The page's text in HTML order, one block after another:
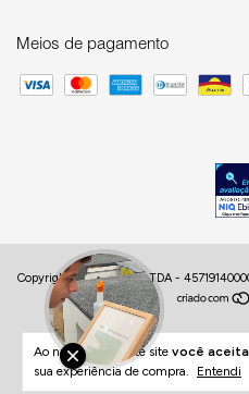
Ao navegar por este site você
sua experiência de compra.
Entendi
Meios de pagamento
Copyright HUB DECOR LTDA -